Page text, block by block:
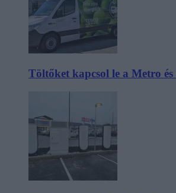
Töltőket kapcsol le a Metro és